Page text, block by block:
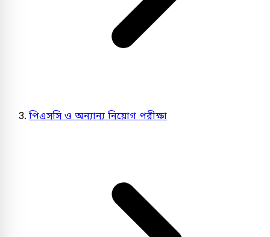
পিএসসি ও অন্যান্য নিয়োগ পরীক্ষা